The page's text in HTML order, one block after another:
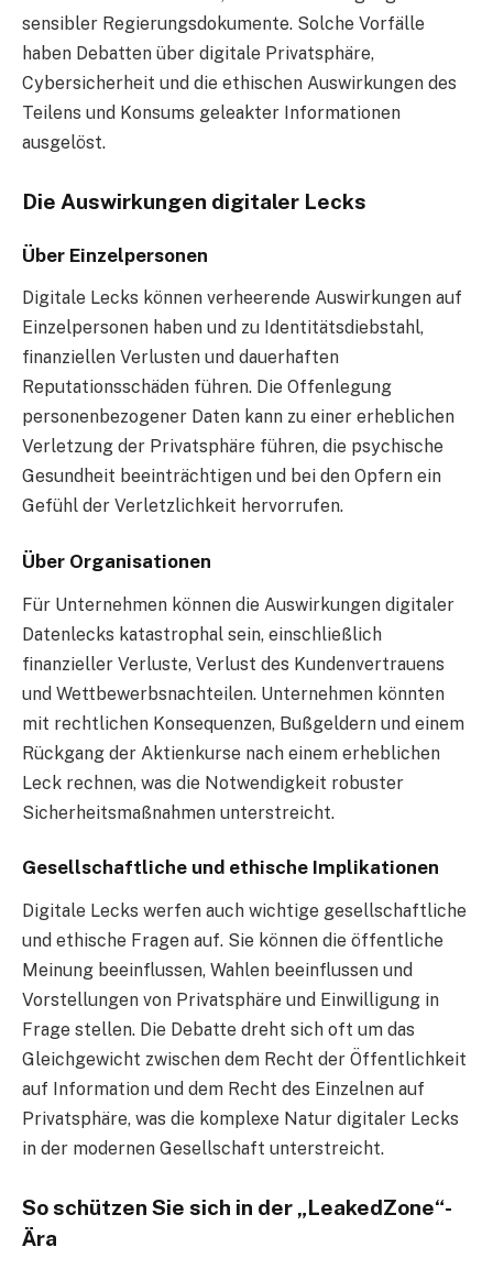
sensibler Regierungsdokumente. Solche Vorfälle
haben Debatten über digitale Privatsphäre,
Cybersicherheit und die ethischen Auswirkungen des
Teilens und Konsums geleakter Informationen
ausgelöst.
Die Auswirkungen digitaler Lecks
Über Einzelpersonen
Digitale Lecks können verheerende Auswirkungen auf
Einzelpersonen haben und zu Identitätsdiebstahl,
finanziellen Verlusten und dauerhaften
Reputationsschäden führen. Die Offenlegung
personenbezogener Daten kann zu einer erheblichen
Verletzung der Privatsphäre führen, die psychische
Gesundheit beeinträchtigen und bei den Opfern ein
Gefühl der Verletzlichkeit hervorrufen.
Über Organisationen
Für Unternehmen können die Auswirkungen digitaler
Datenlecks katastrophal sein, einschließlich
finanzieller Verluste, Verlust des Kundenvertrauens
und Wettbewerbsnachteilen. Unternehmen könnten
mit rechtlichen Konsequenzen, Bußgeldern und einem
Rückgang der Aktienkurse nach einem erheblichen
Leck rechnen, was die Notwendigkeit robuster
Sicherheitsmaßnahmen unterstreicht.
Gesellschaftliche und ethische Implikationen
Digitale Lecks werfen auch wichtige gesellschaftliche
und ethische Fragen auf. Sie können die öffentliche
Meinung beeinflussen, Wahlen beeinflussen und
Vorstellungen von Privatsphäre und Einwilligung in
Frage stellen. Die Debatte dreht sich oft um das
Gleichgewicht zwischen dem Recht der Öffentlichkeit
auf Information und dem Recht des Einzelnen auf
Privatsphäre, was die komplexe Natur digitaler Lecks
in der modernen Gesellschaft unterstreicht.
So schützen Sie sich in der „LeakedZone“-
Ära